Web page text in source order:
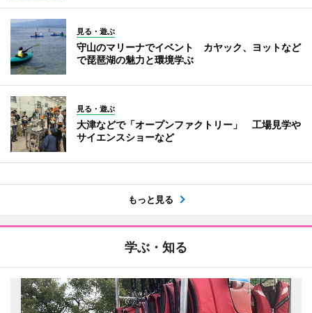
見る・遊ぶ
守山のマリーナでイベント カヤック、ヨットなど
で琵琶湖の魅力と環境学ぶ
見る・遊ぶ
大津などで「オープンファクトリー」 工場見学や
サイエンスショーなど
もっと見る
学ぶ・知る